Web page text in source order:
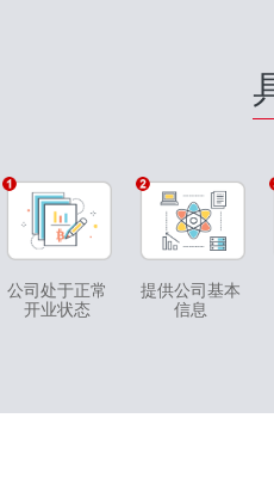
公司处于正常
开业状态
提供公司基本
信息